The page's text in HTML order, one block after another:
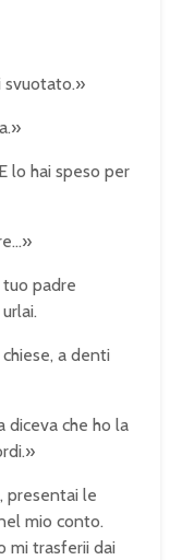
svuotato.»
lo hai speso per
padre
a denti
diceva che ho la
presentai le
mio conto.
mi trasferii dai